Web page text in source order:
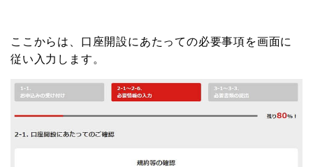
ここからは、口座開設にあたっての必要事項を画面に
従い入力します。